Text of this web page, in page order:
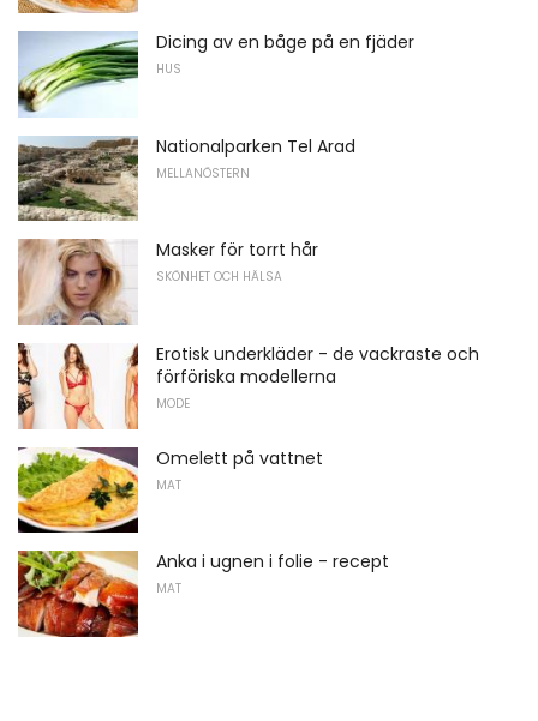
Dicing av en båge på en fjäder
HUS
Nationalparken Tel Arad
MELLANÖSTERN
Masker för torrt hår
SKÖNHET OCH HÄLSA
Erotisk underkläder - de vackraste och
förföriska modellerna
MODE
Omelett på vattnet
MAT
Anka i ugnen i folie - recept
MAT